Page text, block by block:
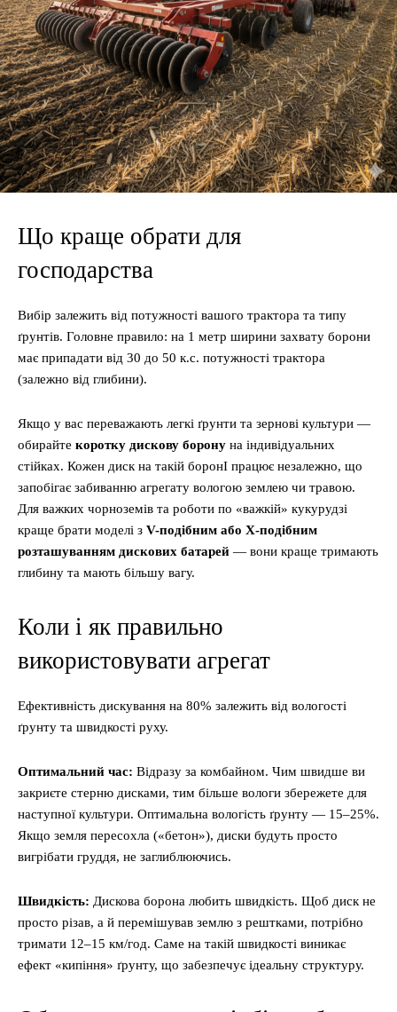
Що краще обрати для
господарства
Вибір залежить від потужності вашого трактора та типу
ґрунтів. Головне правило: на 1 метр ширини захвату борони
має припадати від 30 до 50 к.с. потужності трактора
(залежно від глибини).
Якщо у вас переважають легкі ґрунти та зернові культури —
обирайте коротку дискову борону на індивідуальних
стійках. Кожен диск на такій боронІ працює незалежно, що
запобігає забиванню агрегату вологою землею чи травою.
Для важких чорноземів та роботи по «важкій» кукурудзі
краще брати моделі з V-подібним або X-подібним
розташуванням дискових батарей — вони краще тримають
глибину та мають більшу вагу.
Коли і як правильно
використовувати агрегат
Ефективність дискування на 80% залежить від вологості
ґрунту та швидкості руху.
Оптимальний час: Відразу за комбайном. Чим швидше ви
закриєте стерню дисками, тим більше вологи збережете для
наступної культури. Оптимальна вологість ґрунту — 15–25%.
Якщо земля пересохла («бетон»), диски будуть просто
вигрібати груддя, не заглиблюючись.
Швидкість: Дискова борона любить швидкість. Щоб диск не
просто різав, а й перемішував землю з рештками, потрібно
тримати 12–15 км/год. Саме на такій швидкості виникає
ефект «кипіння» ґрунту, що забезпечує ідеальну структуру.